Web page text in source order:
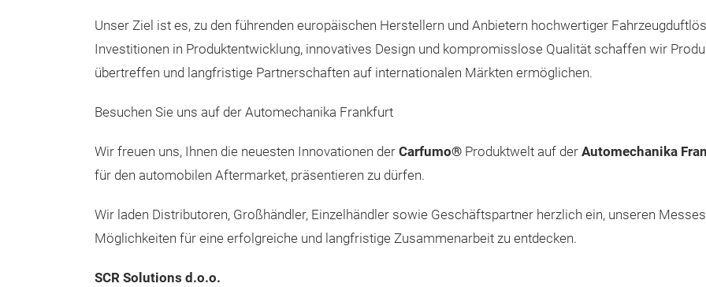
Unser Ziel ist es, zu den führenden europäischen Herstellern und Anbietern hochwertiger
Investitionen in Produktentwicklung, innovatives Design und kompromisslose Qualität schaffen wir
übertreffen und langfristige Partnerschaften auf internationalen Märkten ermöglichen.
Besuchen Sie uns auf der Automechanika Frankfurt
Wir freuen uns, Ihnen die neuesten Innovationen der Carfumo® Produktwelt auf der Automechanika
für den automobilen Aftermarket, präsentieren zu dürfen.
Wir laden Distributoren, Großhändler, Einzelhändler sowie Geschäftspartner herzlich ein, unseren
Möglichkeiten für eine erfolgreiche und langfristige Zusammenarbeit zu entdecken.
SCR Solutions d.o.o.